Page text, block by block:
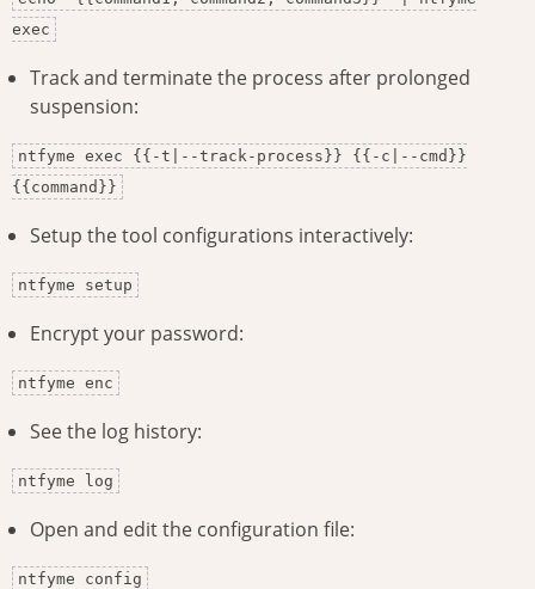
exec
Track and terminate the process after prolonged
suspension:
ntfyme exec {{-t|--track-process}} {{-c|--cmd}}
{{command}}
Setup the tool configurations interactively:
ntfyme setup
Encrypt your password:
ntfyme enc
See the log history:
ntfyme log
Open and edit the configuration file:
ntfyme config